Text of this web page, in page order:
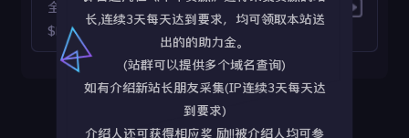
全集
长,连续3天每天达到要求，均可领取本站送
出的的助力金。
(站群可以提供多个域名查询)
如有介绍新站长朋友采集(IP连续3天每天达
到要求)
介绍人还可获得相应奖 励!!被介绍人均可参